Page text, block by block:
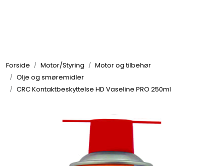
Forside Motor/Styring
Motor og tilbehør
Olje og smøremidler
CRC Kontaktbeskyttelse HD Vaseline PRO 250ml